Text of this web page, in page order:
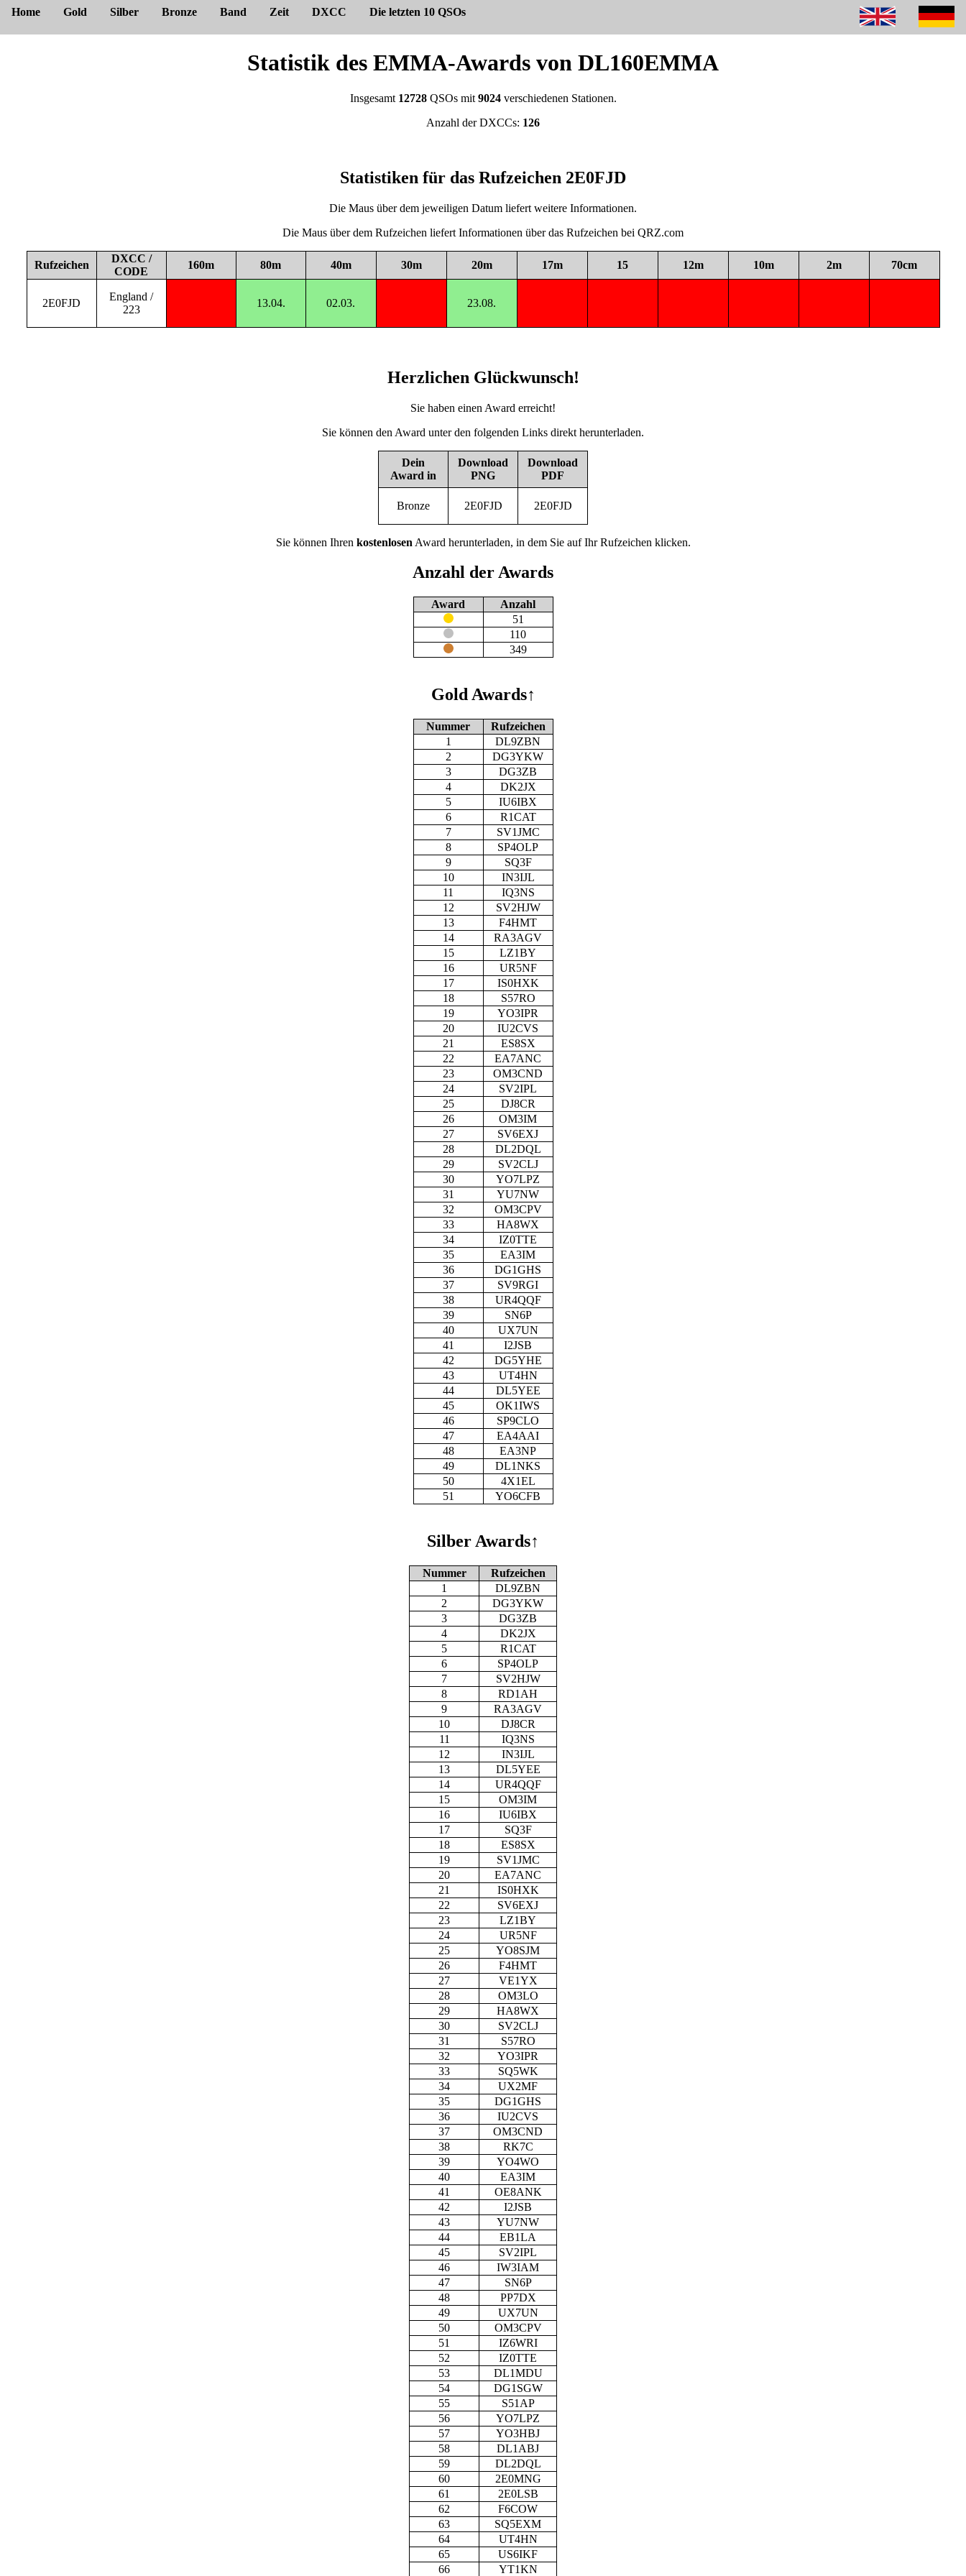
Home Gold Silber Bronze Band Zeit DXCC Die letzten 10 QSOs
Statistik des EMMA-Awards von DL160EMMA
Insgesamt 12728QSOs mit 9024verschiedenen Stationen.
Anzahl der DXCCs: 126
Statistiken für das Rufzeichen 2E0FJD
Die Maus über dem jeweiligen Datum liefert weitere Informationen.
Die Maus über dem Rufzeichen liefert Informationen über das Rufzeichen bei QRZ.com
Rufzeichen
DXCC /
CODE
160m 80m 40m 30m 20m 17m 15 12m 10m 2m 70cm
2E0FJD
England /
223
13.04. 02.03. 23.08.
Herzlichen Glückwunsch!
Sie haben einen Award erreicht!
Sie können den Award unter den folgenden Links direkt herunterladen.
Dein
Award in
Download
PNG
Download
PDF
Bronze 2E0FJD 2E0FJD
Sie können Ihren kostenlosen Award herunterladen, in dem Sie auf Ihr Rufzeichen klicken.
Anzahl der Awards
Award
Anzahl
51
110
349
Gold Awards↑
Nummer
Rufzeichen
1
DL9ZBN
2
DG3YKW
3
DG3ZB
4
DK2JX
5
IU6IBX
6
R1CAT
7
SV1JMC
8
SP4OLP
9
SQ3F
10
IN3IJL
11
IQ3NS
12
SV2HJW
13
F4HMT
14
RA3AGV
15
LZ1BY
16
UR5NF
17
IS0HXK
18
S57RO
19
YO3IPR
20
IU2CVS
21
ES8SX
22
EA7ANC
23
OM3CND
24
SV2IPL
25
DJ8CR
26
OM3IM
27
SV6EXJ
28
DL2DQL
29
SV2CLJ
30
YO7LPZ
31
YU7NW
32
OM3CPV
33
HA8WX
34
IZ0TTE
35
EA3IM
36
DG1GHS
37
SV9RGI
38
UR4QQF
39
SN6P
40
UX7UN
41
I2JSB
42
DG5YHE
43
UT4HN
44
DL5YEE
45
OK1IWS
46
SP9CLO
47
EA4AAI
48
EA3NP
49
DL1NKS
50
4X1EL
51
YO6CFB
Silber Awards↑
Nummer
Rufzeichen
1
DL9ZBN
2
DG3YKW
3
DG3ZB
4
DK2JX
5
R1CAT
6
SP4OLP
7
SV2HJW
8
RD1AH
9
RA3AGV
10
DJ8CR
11
IQ3NS
12
IN3IJL
13
DL5YEE
14
UR4QQF
15
OM3IM
16
IU6IBX
17
SQ3F
18
ES8SX
19
SV1JMC
20
EA7ANC
21
IS0HXK
22
SV6EXJ
23
LZ1BY
24
UR5NF
25
YO8SJM
26
F4HMT
27
VE1YX
28
OM3LO
29
HA8WX
30
SV2CLJ
31
S57RO
32
YO3IPR
33
SQ5WK
34
UX2MF
35
DG1GHS
36
IU2CVS
37
OM3CND
38
RK7C
39
YO4WO
40
EA3IM
41
OE8ANK
42
I2JSB
43
YU7NW
44
EB1LA
45
SV2IPL
46
IW3IAM
47
SN6P
48
PP7DX
49
UX7UN
50
OM3CPV
51
IZ6WRI
52
IZ0TTE
53
DL1MDU
54
DG1SGW
55
S51AP
56
YO7LPZ
57
YO3HBJ
58
DL1ABJ
59
DL2DQL
60
2E0MNG
61
2E0LSB
62
F6COW
63
SQ5EXM
64
UT4HN
65
US6IKF
66
YT1KN